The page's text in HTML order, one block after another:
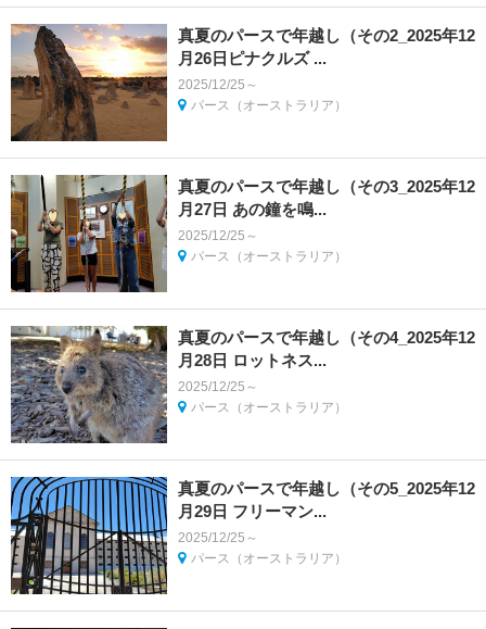
真夏のパースで年越し（その2_2025年12
月26日ピナクルズ ...
2025/12/25～
パース（オーストラリア）
真夏のパースで年越し（その3_2025年12
月27日 あの鐘を鳴...
2025/12/25～
パース（オーストラリア）
真夏のパースで年越し（その4_2025年12
月28日 ロットネス...
2025/12/25～
パース（オーストラリア）
真夏のパースで年越し（その5_2025年12
月29日 フリーマン...
2025/12/25～
パース（オーストラリア）